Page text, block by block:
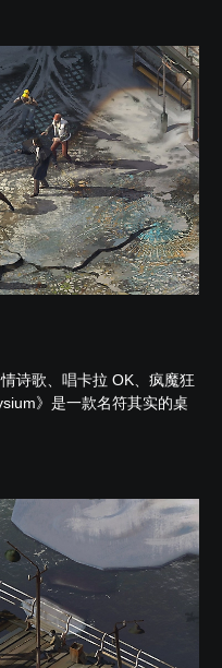
诗歌、唱卡拉 OK、疯魔狂
》是一款名符其实的桌